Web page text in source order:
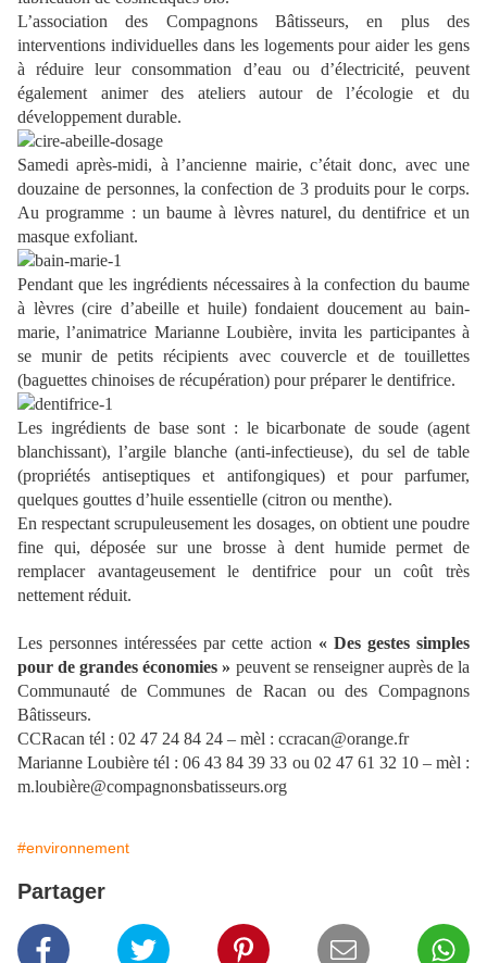
L’association des Compagnons Bâtisseurs, en plus des
interventions individuelles dans les logements pour aider les gens
à réduire leur consommation d’eau ou d’électricité, peuvent
également animer des ateliers autour de l’écologie et du
développement durable.
Samedi après-midi, à l’ancienne mairie, c’était donc, avec une
douzaine de personnes, la confection de 3 produits pour le corps.
Au programme : un baume à lèvres naturel, du dentifrice et un
masque exfoliant.
Pendant que les ingrédients nécessaires à la confection du baume
à lèvres (cire d’abeille et huile) fondaient doucement au bain-
marie, l’animatrice Marianne Loubière, invita les participantes à
se munir de petits récipients avec couvercle et de touillettes
(baguettes chinoises de récupération) pour préparer le dentifrice.
Les ingrédients de base sont : le bicarbonate de soude (agent
blanchissant), l’argile blanche (anti-infectieuse), du sel de table
(propriétés antiseptiques et antifongiques) et pour parfumer,
quelques gouttes d’huile essentielle (citron ou menthe).
En respectant scrupuleusement les dosages, on obtient une poudre
fine qui, déposée sur une brosse à dent humide permet de
remplacer avantageusement le dentifrice pour un coût très
nettement réduit.
Les personnes intéressées par cette action « Des gestes simples
pour de grandes économies » peuvent se renseigner auprès de la
Communauté de Communes de Racan ou des Compagnons
Bâtisseurs.
CCRacan tél : 02 47 24 84 24 – mèl : ccracan@orange.fr
Marianne Loubière tél : 06 43 84 39 33 ou 02 47 61 32 10 – mèl :
m.loubière@compagnonsbatisseurs.org
#environnement
Partager